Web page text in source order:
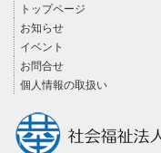
トップページ
お知らせ
イベント
お問合せ
個人情報の取扱い